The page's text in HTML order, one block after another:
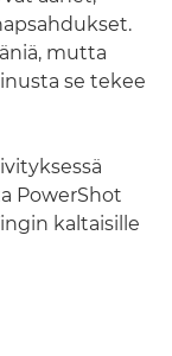
mutta
se tekee
PowerShot
kaltaisille